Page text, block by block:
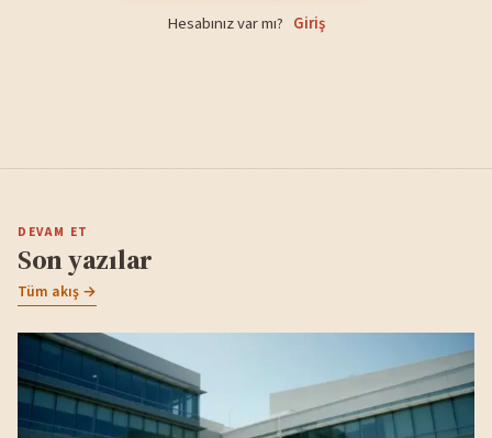
Hesabınız var mı? Giriş
DEVAM ET
Son yazılar
Tüm akış →